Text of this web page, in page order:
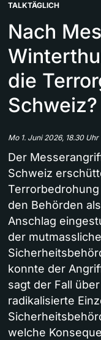
TALKTÄGLICH
Nach
die
Schweiz?
Mo 1. Juni 2026, 18.30 Uhr
Der
Schweiz
den Behörden
Anschlag
der
konnte der
sagt der Fall
radikalisierte
welche